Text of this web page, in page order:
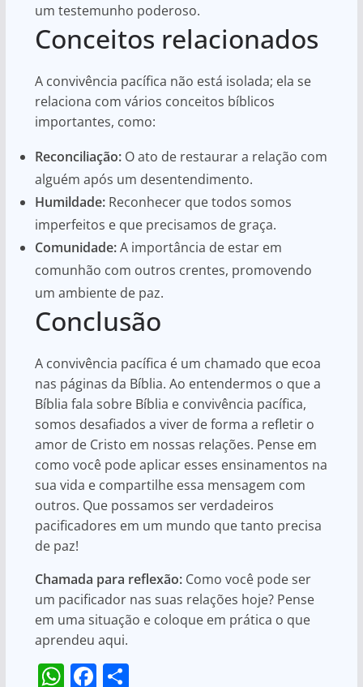
um testemunho poderoso.
Conceitos relacionados
A convivência pacífica não está isolada; ela se
relaciona com vários conceitos bíblicos
importantes, como:
Reconciliação:O ato de restaurar a relação com
alguém após um desentendimento.
Humildade:Reconhecer que todos somos
imperfeitos e que precisamos de graça.
Comunidade:A importância de estar em
comunhão com outros crentes, promovendo
um ambiente de paz.
Conclusão
A convivência pacífica é um chamado que ecoa
nas páginas da Bíblia. Ao entendermos o que a
Bíblia fala sobre Bíblia e convivência pacífica,
somos desafiados a viver de forma a refletir o
amor de Cristo em nossas relações. Pense em
como você pode aplicar esses ensinamentos na
sua vida e compartilhe essa mensagem com
outros. Que possamos ser verdadeiros
pacificadores em um mundo que tanto precisa
de paz!
Chamada para reflexão:Como você pode ser
um pacificador nas suas relações hoje? Pense
em uma situação e coloque em prática o que
aprendeu aqui.
W F S